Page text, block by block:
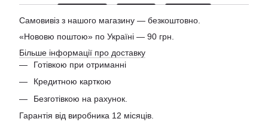
Самовивіз з нашого магазину — безкоштовно.
«Нововю поштою» по Україні — 90 грн.
Більше інформації про доставку
Готівкою при отриманні
Кредитною карткою
Безготівкою на рахунок.
Гарантія від виробника 12 місяців.